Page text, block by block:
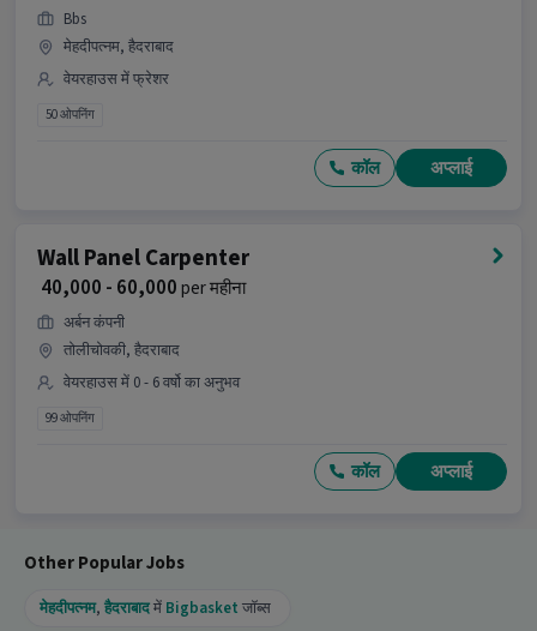
Bbs
मेहदीपत्नम, हैदराबाद
वेयरहाउस में फ्रेशर
50 ओपनिंग
कॉल अप्लाई
Wall Panel Carpenter
₹ 40,000 - 60,000per महीना
अर्बन कंपनी
तोलीचोवकी, हैदराबाद
वेयरहाउस में 0 - 6 वर्षो का अनुभव
99 ओपनिंग
कॉल अप्लाई
Other Popular Jobs
मेहदीपत्नम, हैदराबादमें Bigbasket जॉब्स